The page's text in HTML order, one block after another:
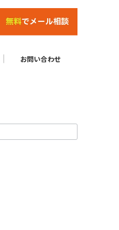
お問い合わせ